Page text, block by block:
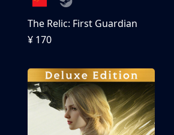
The Relic: First Guardian
¥ 170